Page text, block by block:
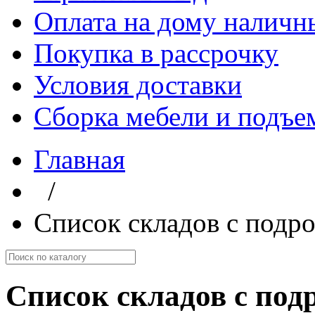
Оплата на дому
Покупка в рассрочку
Условия доставки
Сборка мебели и
Главная
/
Список складов с
Список складов с